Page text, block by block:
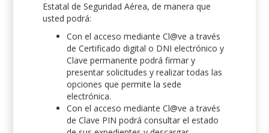
Estatal de Seguridad Aérea, de manera que
usted podrá:
Con el acceso mediante Cl@ve a través
de Certificado digital o DNI electrónico y
Clave permanente podrá firmar y
presentar solicitudes y realizar todas las
opciones que permite la sede
electrónica.
Con el acceso mediante Cl@ve a través
de Clave PIN podrá consultar el estado